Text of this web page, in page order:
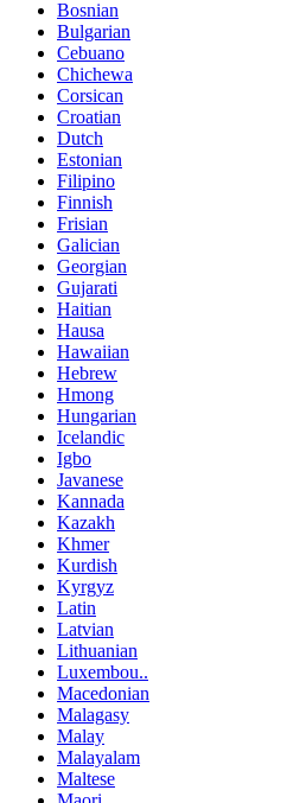
Bosnian
Bulgarian
Cebuano
Chichewa
Corsican
Croatian
Dutch
Estonian
Filipino
Finnish
Frisian
Galician
Georgian
Gujarati
Haitian
Hausa
Hawaiian
Hebrew
Hmong
Hungarian
Icelandic
Igbo
Javanese
Kannada
Kazakh
Khmer
Kurdish
Kyrgyz
Latin
Latvian
Lithuanian
Luxembou..
Macedonian
Malagasy
Malay
Malayalam
Maltese